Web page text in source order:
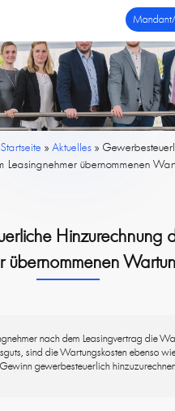
Startseite »Aktuelles »
Leasingnehmer übernommenen
Hinzurechnung
übernommenen
nach dem Leasingvertrag die
sind die Wartungskosten ebenso
gewerbesteuerlich